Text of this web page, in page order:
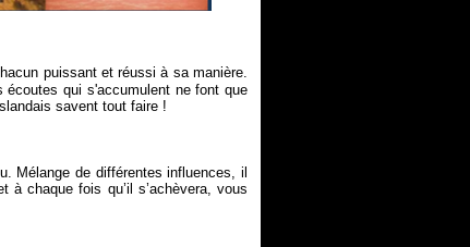
puissant et réussi à sa manière.
qui s'accumulent ne font que
savent tout faire !
Mélange de différentes influences, il
à chaque fois qu’il s’achèvera, vous